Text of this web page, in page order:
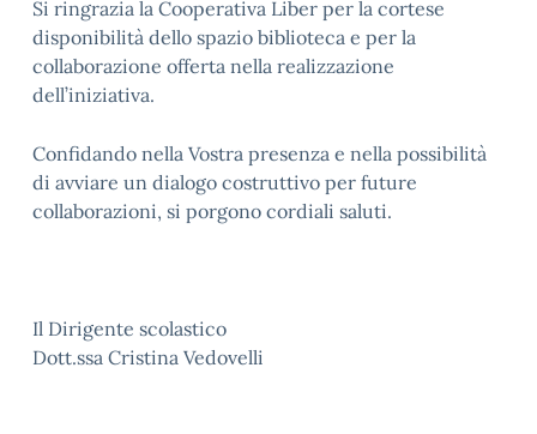
Si ringrazia la Cooperativa Liber per la cortese
disponibilità dello spazio biblioteca e per la
collaborazione offerta nella realizzazione
dell’iniziativa.
Confidando nella Vostra presenza e nella possibilità
di avviare un dialogo costruttivo per future
collaborazioni, si porgono cordiali saluti.
Il Dirigente scolastico
Dott.ssa Cristina Vedovelli